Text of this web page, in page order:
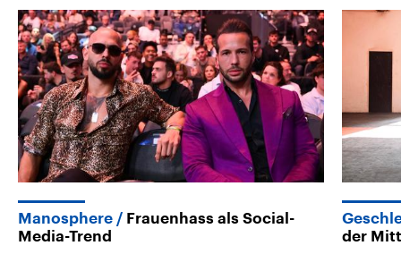
Manosphere
Frauenhass als Social-
Media-Trend
der